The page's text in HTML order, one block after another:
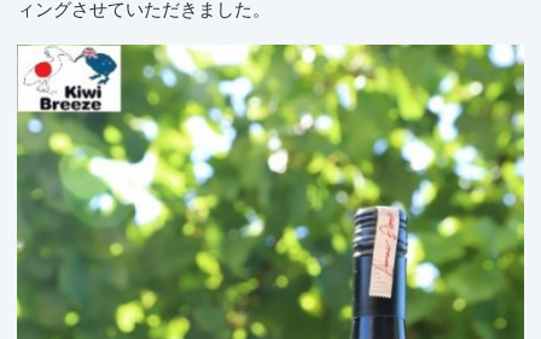
ィングさせていただきました。